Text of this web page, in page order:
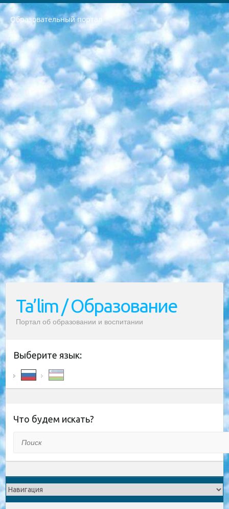
Образовательный портал
РЕСПУБЛИКА УЗБЕКИСТАН МИНИСТРЕРСТВО ДОШКОЛЬНОГО И ШКОЛЬНОГО ОБРАЗОВАНИЯ КОМАНДА в общеобразовательных учреждениях в 2023-2024 учебном году организация и проведение итоговой государственной аттестации обучающихся о Министра дошкольного и школьного образования Республики Узбекистан от 4 марта 2008 года (постановлением Минюста от 20 марта 2008 года № 1778 государственной регистрации) «Итоговое состояние учащихся общего среднего образования на основании положения об утверждении положения об аттестации общего среднего образования выпускной экзамен студентов в образовательных учреждениях в 2023-2024 учебном году В целях организации и прохождения аттестации приказываю: 1. Следующее: перечень предметов, по которым будет проводиться итоговая государственная аттестация и экзамен формы перевода согласно приложению 1; сертификаты международного образца, оценивающие уровень владения иностранными языками перечень согласно приложению 2; 2. Педагогический при специализированных образовательных учреждениях. научно-практический центр квалификации и международной оценки (Д.Давидова) 2024 г. До 25 марта: задания по предметам, по которым будет проводиться итоговая аттестация разработка и утверждение технических условий; итоговая аттестация на основании разработанного предметного задания разработка вопросов по предметам (устно и письменно), экзамен передача; общеобразовательные средние школы и специальные учебные заведения учащиеся выпускных классов школ и интернатов в агентской системе подготовка базы данных экзаменационных материалов и критериев оценки; перевод базы экзаменационных материалов на все языки обучения подать в Республиканский образовательный центр для изготовления; варианты экзаменов на основе разработанных контрольных материалов пусть будут поставлены задачи формирования. 3. Республиканский образовательный центр (Ш.Худайкулов) до 5 апреля 2024 года. до: база данных предоставленных экзаменационных материалов на все языки обучения перевод и экспертиза; для слепых, слабовидящих, глухих, слабослышащих и умственно отсталых детей учащиеся выпускных классов специализированных школ и школ-интернатов база данных экзаменационных материалов на всех преподаваемых языках подготовка критериев оценки; специализированные школы для умственно отсталых детей и технологии для учащихся выпускных классов школ-интернатов разработка соответствующих рекомендаций и критериев проведения ЕГЭ по естествознанию давать задания. 4. Педагогический при специализированных образовательных учреждениях. Научно-практический центр навыков и международной оценки (Д.Давидова), Республика образовательный центр (Худайкулов Ш.) итоговый государственный аттестационный экзамен ориентирован на творческое и логическое мышление при подготовке базы материалов учитывать введение заданий. 5. Следует отметить, что: сертификат государственного образца о знании общеобразовательного предмета и как минимум национальный уровень B1 по предметам на иностранных языках, указанным в Приложении 2. или международно признанный сертификат эквивалентного уровня студенты, изучающие определенный предмет, освобождаются от экзамена; по соответствующим предметам запланирована итоговая государственная аттестация за день до дня, путем жеребьевки Рабочей группой (в письменной форме по предметам, проводимым в форме) из числа сформированных вариантов выбрано 2 варианта; 2 выбранных варианта экзамена анонсированы на официальном сайте министерства и все выпускники по всей стране на основе этих вариантов проводит итоговую государственную аттестацию. 6. Государственное образование учащихся средних общеобразовательных учреждений. знания в соответствии с квалификационными требованиями, которые необходимо приобрести на основании стандартов итоговый (выпускной) контроль для 9 и 11 классов в целях тестирования Экзамены (далее – экзамены) состоят из предметов, перечисленных в приложении 1. будет сделано. 7. Экзамены пройдут с 26 мая по 15 июня 2024 г. (кроме науки физического воспитания). 8. Физическая для учащихся 9 классов общесредних образовательных учреждений. Экзамены по предмету «Образование, квалификация медицина» 1-6 мая 2024 года. сотрудники перевести под присмотр (с отклонениями в физическом или умственном развитии) специализированная школа для детей, школы-интернаты и со сколиозом школы-интернаты санаторного типа для больных детей исключены). 9. Он был слепым, слабовидящим и имел нарушения опорно-двигательного аппарата. экзамены в специализированных школах и интернатах для детей должны проводиться исходя из требований, предъявляемых к общеобразовательным учреждениям (физкультура кроме науки). 10. Специализированная школа для глухих и слабослышащих детей. и экзамены в интернатах и быть реализован в виде письменного теста по математике. 11. Специальность для умственно отсталых детей. Для 9 класса Родной язык и литературное письмо Государственный язык (язык обучения – узбекский). для неклассов) написано Математическое письмо Письменная/устная история Узбекистана Физическое воспитание практично Итоговый контроль Для 11 класса Написание родного языка и литературы (эссе) Математическое письмо Узбекский язык (обучение на узбекском языке) не посещающее общее среднее образование для учреждений)/Образовательное учреждение выбор письменный и устный Иностранный язык письменный/устный Письменная/устная история Узбекистана *По выбору студента:  Химия  Физика  Основы государственного права  География 10 бесплатных образовательных ресурсов - Мы составили подборку онлайн-проектов с интерактивными упражнениями, видеолекциями и статьями. Они помогут вам обрести новые и освежить старые знания бесплатно. 1. «ИНТУИТ» Старейшая образовательная площадка Рунета. Здесь вы найдёте сотни текстовых и видеокурсов на десятки различных тем — от программирования до психологии. Многие курсы подготовлены российскими университетами и крупными международными компаниями вроде Intel и Microsoft. Самостоятельное обучение бесплатное, но желающие могут оплатить услуги персональных наставников. 2. «Смартия» знакомит с актуальными профессиями и подсказывает, как им обучаться. Выбрав заинтересовавшую вас специальность — SMM-специалист, фотограф, веб-дизайнер или другую, — увидите список необходимых для неё умений. Чтобы вы могли освоить их самостоятельно, для каждого умения площадка отображает подборку ссылок на учебные материалы. Хотя «Смартия» ориентируется на русскоязычную аудиторию, часть контента всё же доступна только на английском. 3. «Лекторий Физтеха» Проект Московского физико-технического института (Физтеха). С его помощью вы можете смотреть онлайн серии лекций, записанные на видео в этом вузе. В числе доступных предметов — физика, биология, химия, информационные технологии и другие. К некоторым лекциям администрация ресурса прилагает готовые конспекты, которые можно скачивать в PDF-формате. 4. ITMOcourses Онлайн-площадка Санкт-Петербургского национального исследовательского университета информационных технологий, механики и оптики (ИТМО). Ресурс предоставляет свободный доступ к курсам, разработанным в этом вузе. Каталог материалов разбит на четыре категории: «Оптические системы и технологии», «Приборостроение и робототехника», «Информационные технологии» и «Биотехнологии». Курсы состоят из видеолекций, интерактивных демонстраций и заданий. 5. «КиберЛенинка» Электронная научная библиотека открытого доступа. Каталог площадки регулярно обрастает текстами статей из различных научных изданий. Сгруппированные по журналам и рубрикам публикации можно читать онлайн или скачивать целиком в PDF-формате. Проект нацелен на популяризацию науки за счёт открытого доступа к качественной информации. 6. «ПостНаука» На этом ресурсе публикуют подборки видеолекций, составленные экспертами из разных отраслей и объединённые общими темами. Среди них, к примеру, есть серии «Биоинформатика и геномика», «Культура средневековой Скандинавии» и Cinema Studies о теории кино. Каждая подборка лекций — логически связанная история, рассказанная экспертом от первого лица. Кроме того, на сайте появляются научно-образовательные статьи и тесты на разные темы. 7. «Newочём» Команда проекта «Newочём» отбирает самые интересные тексты из англоязычных СМИ и переводит те из них, за которые голосуют участники сообщества «ВКонтакте». По большей части это научно-популярные статьи. Редакторы придумывают лишь заголовки, в остальном содержание переводов соответствует оригиналам. Полные тексты можно читать прямо в социальной сети. 8. InternetUrok Онлайн-база материалов по основным дисциплинам школьной программы. Информация на сайте структурирована по классам, предметам и темам (урокам). Каждый урок состоит из видеолекций и конспектов. Есть также интерактивные тренажёры и тесты для закрепления пройденного материала. Даже если вы давно окончили школу, возможность повторить программу старших классов всегда может пригодиться. 9. Edutainme Ещё один ресурс об образовании. В отличие от Newtonew, как мне кажется, Edutainme больше ориентируется на представителей индустрии: педагогов, предпринимателей, разработчиков образовательных проектов. Но и любой, кто просто стремится к саморазвитию, найдёт на сайте много полезного и интересного для себя. Например, информацию о новых курсах и образовательных сервисах. 10. Newtonew Онлайн-медиа об образовании и обучении в широком смысле. Авторы Newtonew пишут об инструментах, заведениях, тактиках и стратегиях, которые помогают учить других и получать новые знания самостоятельно. На этой площадке вы найдёте новости, обзоры, аналитические мат
Ta’lim / Образование
Портал об образовании и воспитании
Выберите язык:
Что будем искать?